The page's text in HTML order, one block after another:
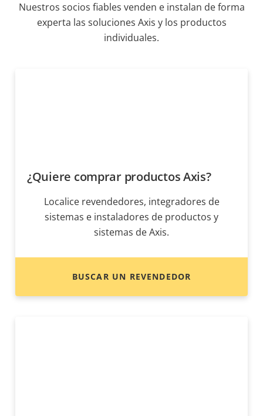
Nuestros socios fiables venden e instalan de forma
experta las soluciones Axis y los productos
individuales.
¿Quiere comprar productos Axis?
Localice revendedores, integradores de
sistemas e instaladores de productos y
sistemas de Axis.
BUSCAR UN REVENDEDOR